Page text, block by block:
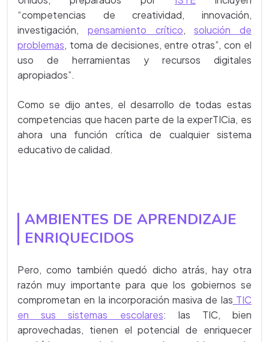
“competencias de creatividad, innovación,
investigación, pensamiento crítico,solución de
problemas, toma de decisiones, entre otras”, con el
uso de herramientas y recursos digitales
apropiados”.
Como se dijo antes, el desarrollo de todas estas
competencias que hacen parte de la experTICia, es
ahora una función crítica de cualquier sistema
educativo de calidad.
AMBIENTES DE APRENDIZAJE
ENRIQUECIDOS
Pero, como también quedó dicho atrás, hay otra
razón muy importante para que los gobiernos se
comprometan en la incorporación masiva de las TIC
en sus sistemas escolares: las TIC, bien
aprovechadas, tienen el potencial de enriquecer